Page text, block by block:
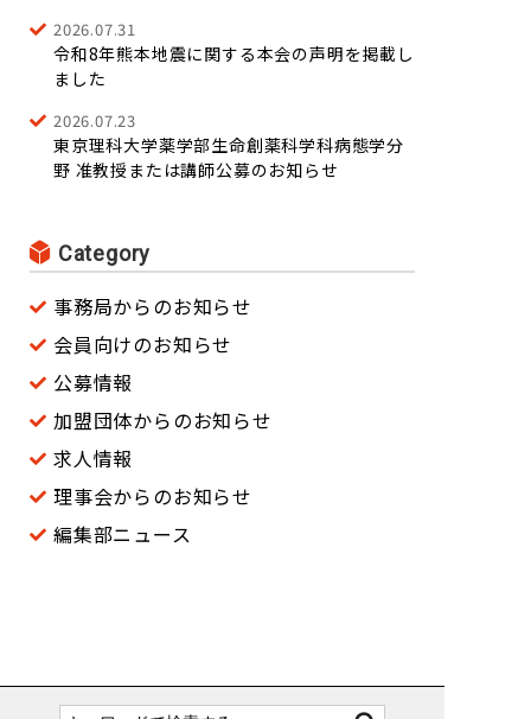
2026.07.31
令和8年熊本地震に関する本会の声明を掲載し
ました
2026.07.23
東京理科大学薬学部生命創薬科学科病態学分
野 准教授または講師公募のお知らせ
Category
事務局からのお知らせ
会員向けのお知らせ
公募情報
加盟団体からのお知らせ
求人情報
理事会からのお知らせ
編集部ニュース